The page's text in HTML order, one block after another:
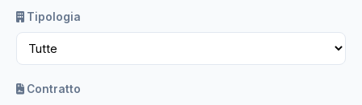
Tipologia
Contratto